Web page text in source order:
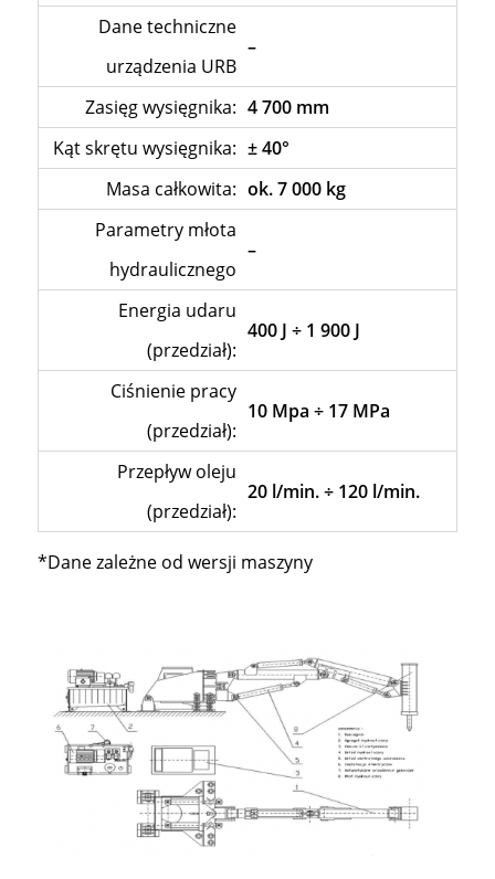
Dane techniczne
urządzenia URB
–
Zasięg wysięgnika: 4 700 mm
Kąt skrętu wysięgnika: ± 40°
Masa całkowita: ok. 7 000 kg
Parametry młota
hydraulicznego
–
Energia udaru
(przedział):
400 J ÷ 1 900 J
Ciśnienie pracy
(przedział):
10 Mpa ÷ 17 MPa
Przepływ oleju
(przedział):
20 l/min. ÷ 120 l/min.
*Dane zależne od wersji maszyny